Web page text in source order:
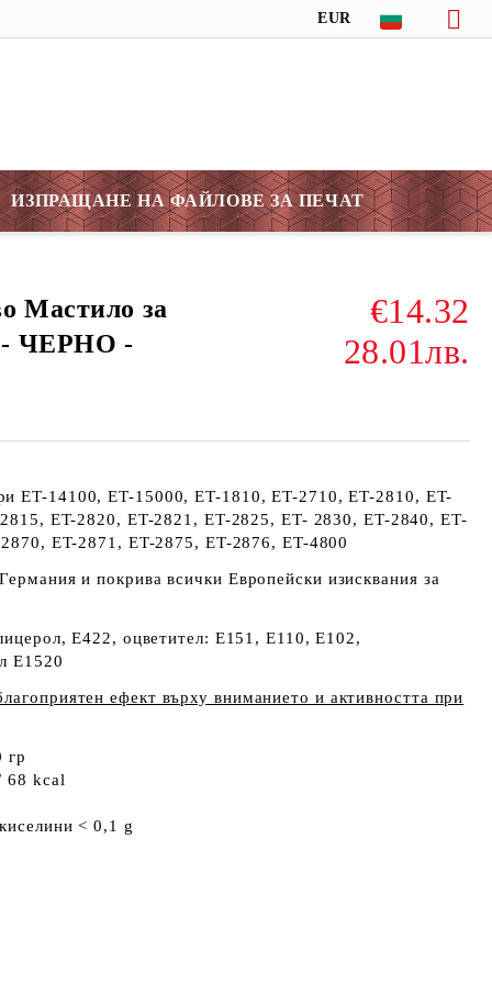
EUR
ИЗПРАЩАНЕ НА ФАЙЛОВЕ ЗА ПЕЧАТ
Мастило за
- ЧЕРНО -
€14.32
28.01лв.
ET-14100, ET-15000, ET-1810, ET-2710, ET-2810, ET-
ET-2820, ET-2821, ET-2825, ET- 2830, ET-2840, ET-
ET-2871, ET-2875, ET-2876, ET-4800
и покрива всички Европейски изисквания за
E422, оцветител: E151, E110, E102,
E1520
ефект върху вниманието и активността при
гр
68 kcal
< 0,1 g